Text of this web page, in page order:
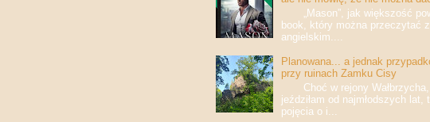
„Mason”, jak większość
book, który można przeczytać
angielskim....
Planowana... a jednak
przy ruinach Zamku Cisy
Choć w rejony Wałbrzycha,
jeździłam od najmłodszych lat,
pojęcia o i...